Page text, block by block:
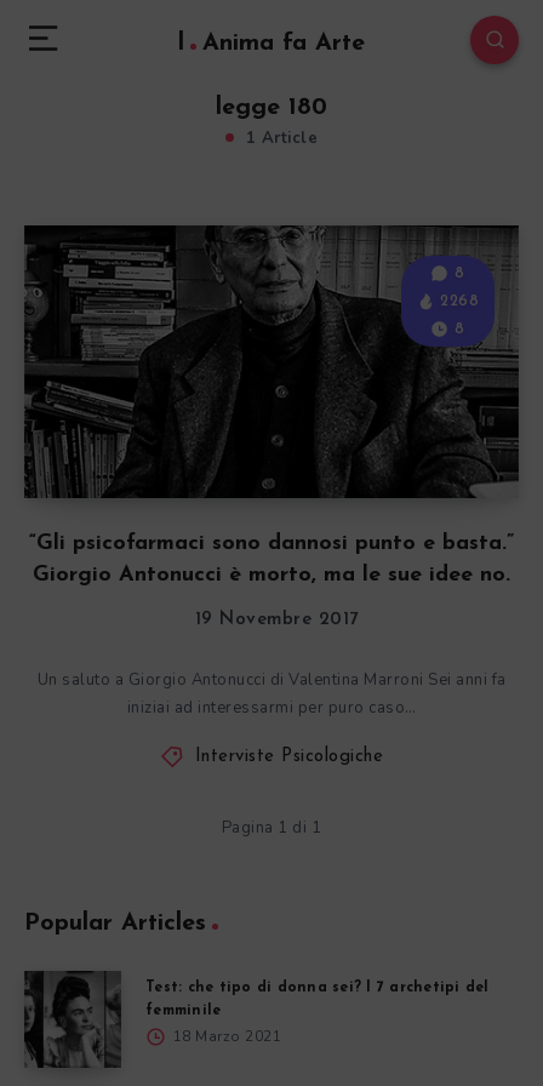
l Anima fa Arte
legge 180
1 Article
“Gli psicofarmaci sono dannosi punto e basta.”
Giorgio Antonucci è morto, ma le sue idee no.
8
2268
8
19 Novembre 2017
Un saluto a Giorgio Antonucci di Valentina Marroni Sei anni fa
iniziai ad interessarmi per puro caso…
Interviste Psicologiche
Pagina 1 di 1
Popular Articles
Test: che tipo di donna sei? I 7 archetipi del
femminile
18 Marzo 2021